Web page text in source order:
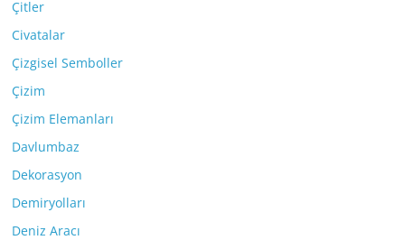
Çitler
Civatalar
Çizgisel Semboller
Çizim
Çizim Elemanları
Davlumbaz
Dekorasyon
Demiryolları
Deniz Aracı